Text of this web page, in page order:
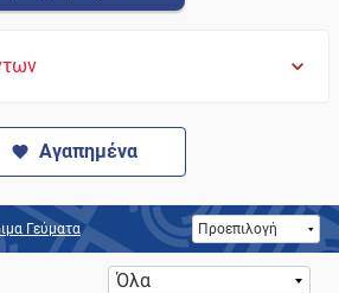
Αγαπημένα
Γεύματα